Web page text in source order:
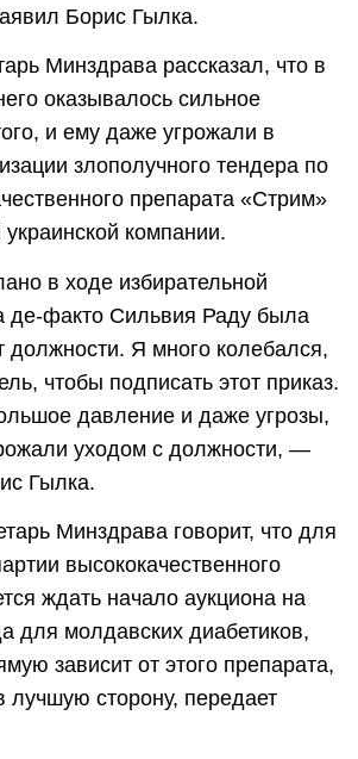
Борис Гылка.
Минздрава рассказал, что в
оказывалось сильное
и ему даже угрожали в
злополучного тендера по
препарата «Стрим»
компании.
в ходе избирательной
де-факто Сильвия Раду была
должности. Я много колебался,
чтобы подписать этот приказ.
давление и даже угрозы,
уходом с должности, —
Гылка.
Минздрава говорит, что для
высококачественного
ждать начало аукциона на
для молдавских диабетиков,
зависит от этого препарата,
лучшую сторону, передает